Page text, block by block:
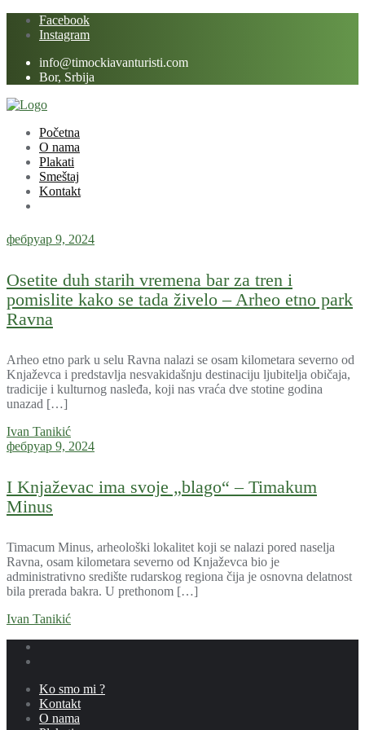
Skip
Facebook
Instagram
info@timockiavanturisti.com
Bor, Srbija
Početna
O nama
Plakati
Smeštaj
Kontakt
фебруар 9, 2024
Osetite duh starih vremena bar za tren i
pomislite kako se tada živelo – Arheo etno park
Ravna
Arheo etno park u selu Ravna nalazi se osam kilometara severno od
Knjaževca i predstavlja nesvakidašnju destinaciju ljubitelja običaja,
tradicije i kulturnog nasleđa, koji nas vraća dve stotine godina
unazad […]
Ivan Tanikić
фебруар 9, 2024
I Knjaževac ima svoje „blago“ – Timakum
Minus
Timacum Minus, arheološki lokalitet koji se nalazi pored naselja
Ravna, osam kilometara severno od Knjaževca bio je
administrativno središte rudarskog regiona čija je osnovna delatnost
bila prerada bakra. U prethonom […]
Ivan Tanikić
Ko smo mi ?
Kontakt
O nama